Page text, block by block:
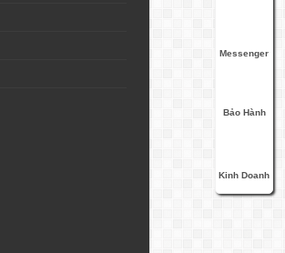
Messenger
Bảo Hành
Kinh Doanh